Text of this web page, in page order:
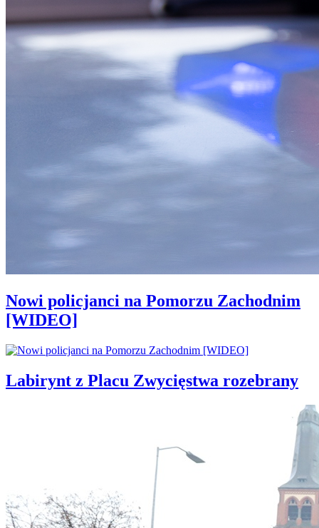
Nowi policjanci na Pomorzu Zachodnim
[WIDEO]
Labirynt z Placu Zwycięstwa rozebrany